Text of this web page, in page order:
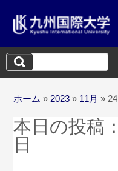
検
索:
ホーム » 2023 » 11月 » 24
本日の投稿：
日